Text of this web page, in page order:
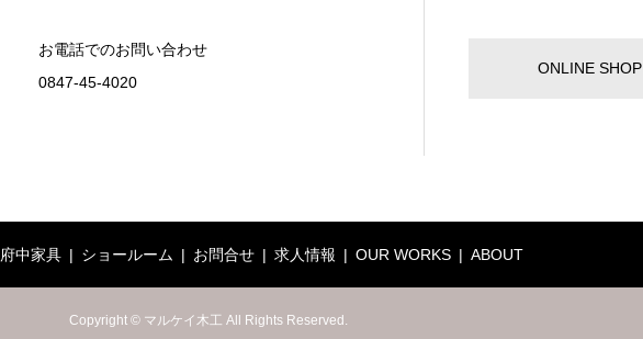
お電話でのお問い合わせ
0847-45-4020
ONLINE SHOP
府中家具 ショールーム お問合せ 求人情報 OUR WORKS ABOUT
Copyright © マルケイ木工 All Rights Reserved.